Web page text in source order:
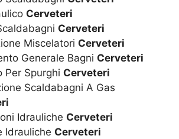
Cerveteri
Cerveteri
Miscelatori Cerveteri
Generale Bagni Cerveteri
Per Spurghi Cerveteri
Scaldabagni A Gas
Idrauliche Cerveteri
Idrauliche Cerveteri